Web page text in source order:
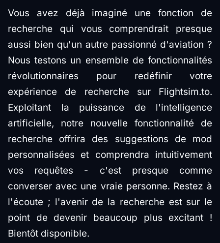
Vous avez déjà imaginé une fonction de
recherche qui vous comprendrait presque
aussi bien qu'un autre passionné d'aviation ?
Nous testons un ensemble de fonctionnalités
révolutionnaires pour redéfinir votre
expérience de recherche sur Flightsim.to.
Exploitant la puissance de l'intelligence
artificielle, notre nouvelle fonctionnalité de
recherche offrira des suggestions de mod
personnalisées et comprendra intuitivement
vos requêtes - c'est presque comme
converser avec une vraie personne. Restez à
l'écoute ; l'avenir de la recherche est sur le
point de devenir beaucoup plus excitant !
Bientôt disponible.